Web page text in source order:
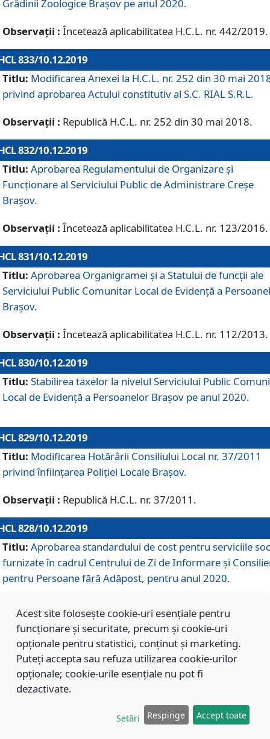
Grădinii Zoologice Braşov pe anul 2020.
Observații : Încetează aplicabilitatea H.C.L. nr. 442/2019.
833/10.12.2019
Titlu: Modificarea Anexei la H.C.L. nr. 252 din 30 mai
privind aprobarea Actului constitutiv al S.C. RIAL S.R.L.
Observații : Republică H.C.L. nr. 252 din 30 mai 2018.
832/10.12.2019
Titlu: Aprobarea Regulamentului de Organizare și
Funcționare al Serviciului Public de Administrare Creșe
Brașov.
Observații : Încetează aplicabilitatea H.C.L. nr. 123/2016.
831/10.12.2019
Titlu: Aprobarea Organigramei și a Statului de funcții ale
Serviciului Public Comunitar Local de Evidență a
Brașov.
Observații : Încetează aplicabilitatea H.C.L. nr. 112/2013.
830/10.12.2019
Titlu: Stabilirea taxelor la nivelul Serviciului Public
Local de Evidenţă a Persoanelor Braşov pe anul 2020.
829/10.12.2019
Titlu: Modificarea Hotărârii Consiliului Local nr. 37/2011
privind înființarea Poliției Locale Brașov.
Observații : Republică H.C.L. nr. 37/2011.
828/10.12.2019
Titlu: Aprobarea standardului de cost pentru serviciile
furnizate în cadrul Centrului de Zi de Informare și
pentru Persoane fără Adăpost, pentru anul 2020.
827/10.12.2019
Aprobarea standardului de cost pentru serviciile
furnizate în cadrul Centrului Rezidențial pentru Persoane
Adăpost, pentru anul 2020.
Aprobarea standardului de cost pentru serviciile
Acest site folosește cookie-uri esențiale pentru
funcționare și securitate, precum și cookie-uri
opționale pentru statistici, conținut și marketing.
Puteți accepta sau refuza utilizarea cookie-urilor
opționale; cookie-urile esențiale nu pot fi
dezactivate.
Setări Respinge Accept toate